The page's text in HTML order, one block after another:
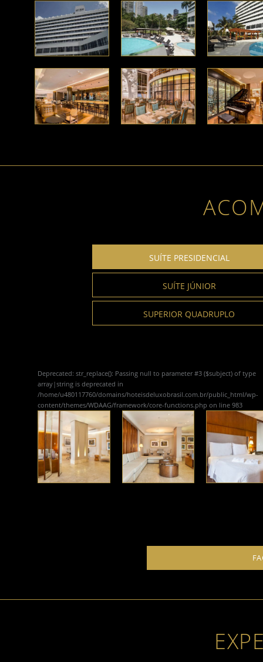
SUÍTE PRESIDENCIAL
SUÍTE JÚNIOR
SUPERIOR QUADRUPLO
Deprecated: str_replace(): Passing null to parameter #3 ($subject) of type
array|string is deprecated in
/home/u480117760/domains/hoteisdeluxobrasil.com.br/public_html/wp-
content/themes/WDAAG/framework/core-functions.php on line 983